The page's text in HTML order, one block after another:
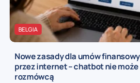
BELGIA
Nowe zasady dla umów
przez internet – chatbot nie
rozmówcą